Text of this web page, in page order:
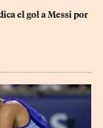
el gol a Messi por